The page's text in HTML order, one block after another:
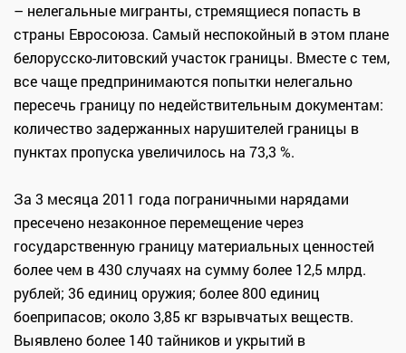
– нелегальные мигранты, стремящиеся попасть в
страны Евросоюза. Самый неспокойный в этом плане
белорусско-литовский участок границы. Вместе с тем,
все чаще предпринимаются попытки нелегально
пересечь границу по недействительным документам:
количество задержанных нарушителей границы в
пунктах пропуска увеличилось на 73,3 %.
За 3 месяца 2011 года пограничными нарядами
пресечено незаконное перемещение через
государственную границу материальных ценностей
более чем в 430 случаях на сумму более 12,5 млрд.
рублей; 36 единиц оружия; более 800 единиц
боеприпасов; около 3,85 кг взрывчатых веществ.
Выявлено более 140 тайников и укрытий в